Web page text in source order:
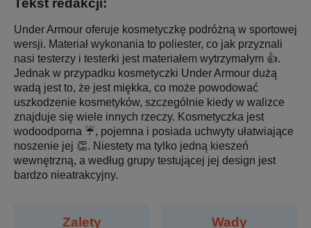
Under Armour oferuje kosmetyczkę podróżną w sportowej
wersji. Materiał wykonania to poliester, co jak przyznali
nasi testerzy i testerki jest materiałem wytrzymałym 👍.
Jednak w przypadku kosmetyczki Under Armour dużą
wadą jest to, że jest miękka, co może powodować
uszkodzenie kosmetyków, szczególnie kiedy w walizce
znajduje się wiele innych rzeczy. Kosmetyczka jest
wodoodporna ☔️, pojemna i posiada uchwyty ułatwiające
noszenie jej 👏. Niestety ma tylko jedną kieszeń
wewnętrzną, a według grupy testującej jej design jest
bardzo nieatrakcyjny.
Zalety Wady